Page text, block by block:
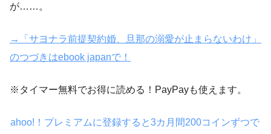
が……。
→「サヨナラ前提契約婚、旦那の溺愛が止まらないわけ」
のつづきはebook japanで！
※タイマー無料でお得に読める！PayPayも使えます。
ahoo!！プレミアムに登録すると3カ月間200コインずつで